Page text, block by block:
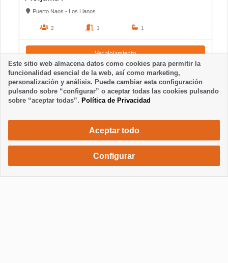
Puerto Naos - Los Llanos
2 1 1
Ver alojamiento
616 €/ semana
Este sitio web almacena datos como cookies para permitir la
funcionalidad esencial de la web, así como marketing,
personalización y análisis. Puede cambiar esta configuración
pulsando sobre “configurar” o aceptar todas las cookies pulsando
sobre “aceptar todas”. Política de Privacidad
Aceptar todo
Configurar